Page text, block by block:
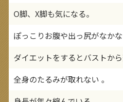
O脚、X脚も気になる。
ぽっこりお腹や出っ尻がなかな
ダイエットをするとバストから
全身のたるみが取れない 。